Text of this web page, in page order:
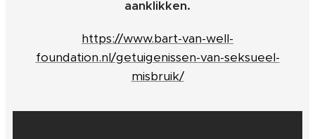
aanklikken.
https://www.bart-van-well-
foundation.nl/getuigenissen-van-seksueel-
misbruik/